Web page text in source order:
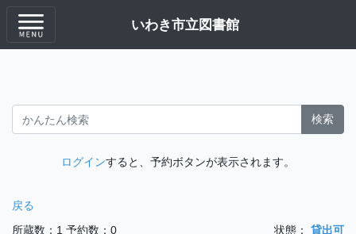
いわき市立図書館
検索
ログインすると、予約ボタンが表示されます。
戻る
所蔵数：1 予約数：0 状態：
貸出可